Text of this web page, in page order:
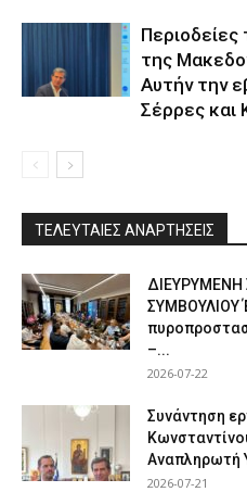
της
Αυτήν την
Σέρρες και
ΤΕΛΕΥΤΑΙΕΣ ΑΝΑΡΤΗΣΕΙΣ
ΔΙΕΥΡΥΜΕΝΗ
ΣΥΜΒΟΥΛΙΟΥ
–...
2026-07-22
Συνάντηση
Αναπληρωτή
2026-07-21